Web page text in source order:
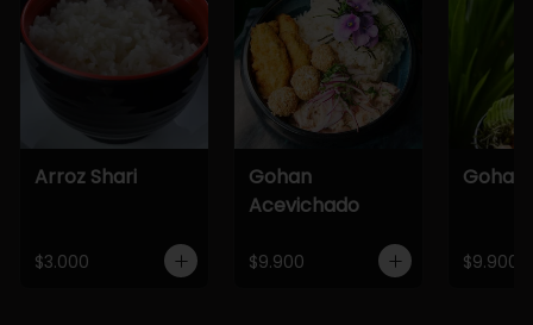
Arroz Shari
$3.000
Gohan
Acevichado
$9.900
Gohan
$9.900